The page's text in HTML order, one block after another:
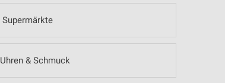
Supermärkte
Uhren & Schmuck